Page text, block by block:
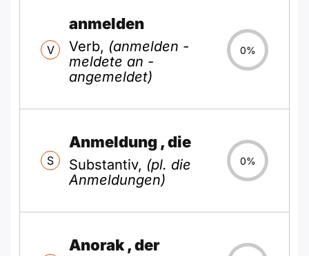
V
anmelden
Verb, (anmelden -
meldete an -
angemeldet)
0%
S
Anmeldung , die
Substantiv, (pl. die
Anmeldungen)
0%
Anorak , der